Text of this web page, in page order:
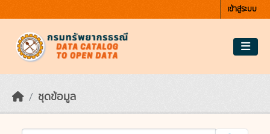
เข้าสู่ระบบ
ชุดข้อมูล